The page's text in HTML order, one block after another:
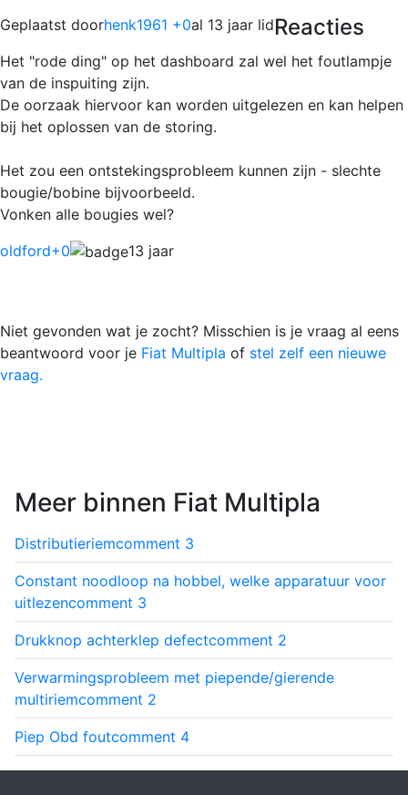
Geplaatst doorhenk1961 +0al 13 jaar lidReacties
Het "rode ding" op het dashboard zal wel het foutlampje
van de inspuiting zijn.
De oorzaak hiervoor kan worden uitgelezen en kan helpen
bij het oplossen van de storing.
Het zou een ontstekingsprobleem kunnen zijn - slechte
bougie/bobine bijvoorbeeld.
Vonken alle bougies wel?
oldford+0 13 jaar
Niet gevonden wat je zocht? Misschien is je vraag al eens
beantwoord voor je Fiat Multipla of stel zelf een nieuwe
vraag.
Meer binnen Fiat Multipla
Distributieriemcomment 3
Constant noodloop na hobbel, welke apparatuur voor
uitlezencomment 3
Drukknop achterklep defectcomment 2
Verwarmingsprobleem met piepende/gierende
multiriemcomment 2
Piep Obd foutcomment 4